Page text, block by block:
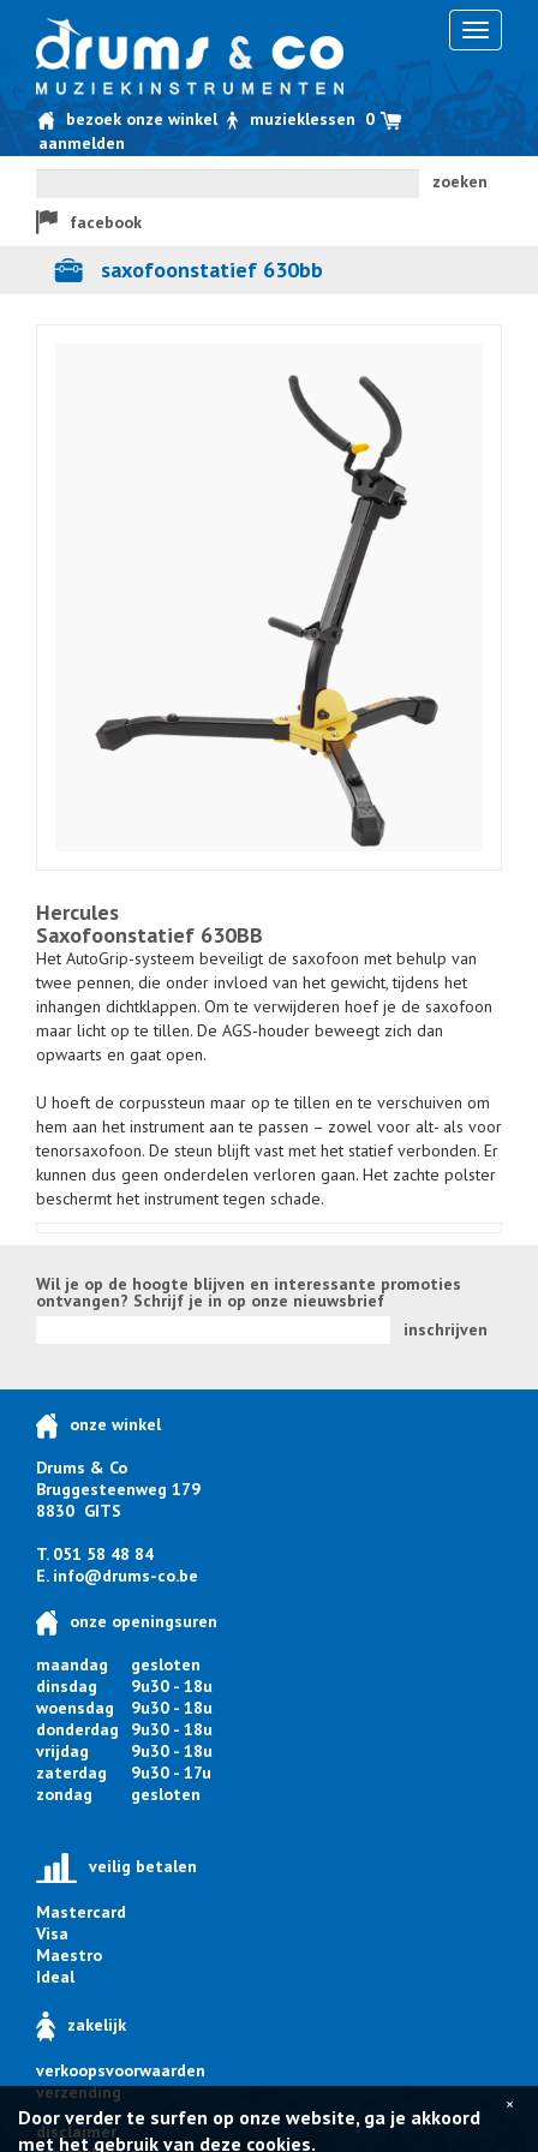
Toggle
bezoek onze winkel muzieklessen 0
aanmelden
zoeken
facebook
saxofoonstatief 630bb
Hercules
Saxofoonstatief 630BB
Het AutoGrip-systeem beveiligt de saxofoon met behulp van
twee pennen, die onder invloed van het gewicht, tijdens het
inhangen dichtklappen. Om te verwijderen hoef je de saxofoon
maar licht op te tillen. De AGS-houder beweegt zich dan
opwaarts en gaat open.
U hoeft de corpussteun maar op te tillen en te verschuiven om
hem aan het instrument aan te passen – zowel voor alt- als voor
tenorsaxofoon. De steun blijft vast met het statief verbonden. Er
kunnen dus geen onderdelen verloren gaan. Het zachte polster
beschermt het instrument tegen schade.
Wil je op de hoogte blijven en interessante promoties
ontvangen? Schrijf je in op onze nieuwsbrief
inschrijven
onze winkel
Drums & Co
Bruggesteenweg 179
8830 GITS
T. 051 58 48 84
E. info@drums-co.be
onze openingsuren
maandag
gesloten
dinsdag
9u30 - 18u
woensdag
9u30 - 18u
donderdag
9u30 - 18u
vrijdag
9u30 - 18u
zaterdag
9u30 - 17u
zondag
gesloten
veilig betalen
Mastercard
Visa
Maestro
Ideal
zakelijk
verkoopsvoorwaarden
verzending
disclaimer
Door verder te surfen op onze website, ga je akkoord
met het gebruik van deze cookies.
×